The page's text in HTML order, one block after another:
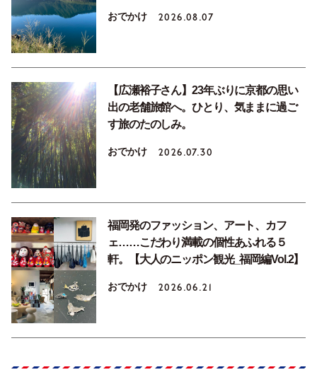
おでかけ 2026.08.07
【広瀬裕子さん】23年ぶりに京都の思い
出の老舗旅館へ。ひとり、気ままに過ご
す旅のたのしみ。
おでかけ 2026.07.30
福岡発のファッション、アート、カフ
ェ……こだわり満載の個性あふれる５
軒。【大人のニッポン観光_福岡編Vol.2】
おでかけ 2026.06.21